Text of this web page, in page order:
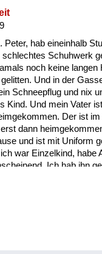
Peter, hab eineinhalb
schlechtes Schuhwerk
noch keine langen
Und in der
Schneepflug und nix
Kind. Und mein Vater
Der ist
dann
und ist mit Uniform
war Einzelkind, habe
Ich hab ihn
mir immer am
war halt nie dabei, sie